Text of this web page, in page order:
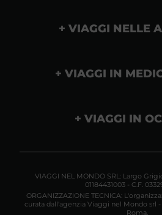
VIAGGI NELLE
VIAGGI IN
VIAGGI IN
VIAGGI NEL MONDO SRL: Largo
01184431003 - C.F.
ORGANIZZAZIONE TECNICA:
curata dall'agenzia Viaggi nel Mondo srl -
Roma.